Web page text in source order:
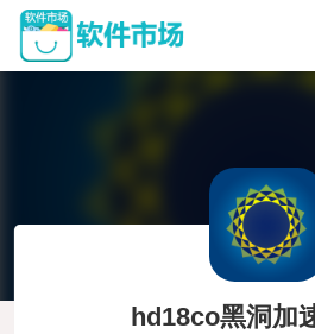
hd18co黑洞加